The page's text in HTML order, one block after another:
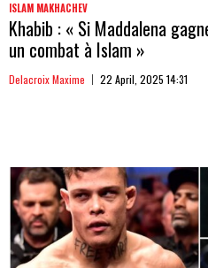
ISLAM MAKHACHEV
Khabib : « Si Maddalena
un combat à Islam »
Delacroix Maxime 22 April, 2025 14:31